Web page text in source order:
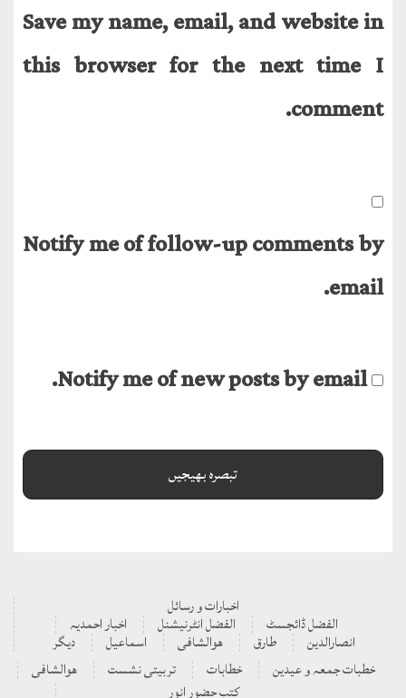
Save my name, email, and website in
this browser for the next time I
comment.
Notify me of follow-up comments by
email.
Notify me of new posts by email.
اخبارات و رسائل
الفضل ڈائجسٹ الفضل انٹرنیشنل اخبار احمدیہ
انصارالدین طارق ھوالشافی اسماعیل
دیگر
خطبات جمعہ و عیدین
خطابات تربیتی نشست
ھوالشافی
کتب حضور انور